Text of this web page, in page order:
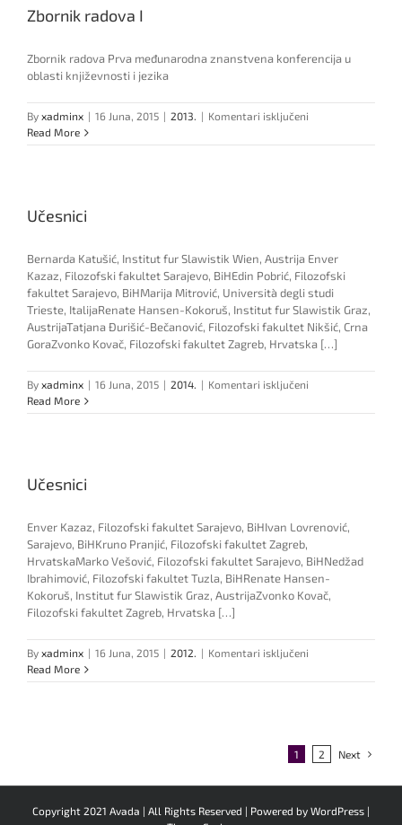
Zbornik radova I
Zbornik radova Prva međunarodna znanstvena konferencija u
oblasti književnosti i jezika
By xadminx | 16 Juna, 2015 | 2013. | Komentari isključeni
radova
Read More
Učesnici
Bernarda Katušić, Institut fur Slawistik Wien, Austrija Enver
Kazaz, Filozofski fakultet Sarajevo, BiHEdin Pobrić, Filozofski
fakultet Sarajevo, BiHMarija Mitrović, Università degli studi
Trieste, ItalijaRenate Hansen-Kokoruš, Institut fur Slawistik Graz,
AustrijaTatjana Đurišić-Bečanović, Filozofski fakultet Nikšić, Crna
GoraZvonko Kovač, Filozofski fakultet Zagreb, Hrvatska […]
By xadminx | 16 Juna, 2015 | 2014. | Komentari isključeni
Read More
Učesnici
Enver Kazaz, Filozofski fakultet Sarajevo, BiHIvan Lovrenović,
Sarajevo, BiHKruno Pranjić, Filozofski fakultet Zagreb,
HrvatskaMarko Vešović, Filozofski fakultet Sarajevo, BiHNedžad
Ibrahimović, Filozofski fakultet Tuzla, BiHRenate Hansen-
Kokoruš, Institut fur Slawistik Graz, AustrijaZvonko Kovač,
Filozofski fakultet Zagreb, Hrvatska […]
By xadminx | 16 Juna, 2015 | 2012. | Komentari isključeni
Read More
1 2 Next
Copyright 2021 Avada | All Rights Reserved | Powered by WordPress |